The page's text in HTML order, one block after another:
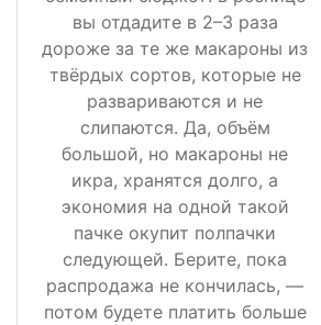
вы отдадите в 2–3 раза
дороже за те же макароны из
твёрдых сортов, которые не
развариваются и не
слипаются. Да, объём
большой, но макароны не
икра, хранятся долго, а
экономия на одной такой
пачке окупит полпачки
следующей. Берите, пока
распродажа не кончилась, —
потом будете платить больше